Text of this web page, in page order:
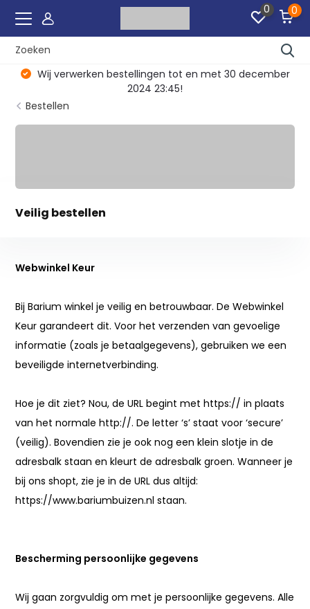
0 0
Wij verwerken bestellingen tot en met 30 december
2024 23:45!
Bestellen
Veilig bestellen
Webwinkel Keur
Bij Barium winkel je veilig en betrouwbaar. De Webwinkel
Keur garandeert dit. Voor het verzenden van gevoelige
informatie (zoals je betaalgegevens), gebruiken we een
beveiligde internetverbinding.
Hoe je dit ziet? Nou, de URL begint met https:// in plaats
van het normale http://. De letter ‘s’ staat voor ‘secure’
(veilig). Bovendien zie je ook nog een klein slotje in de
adresbalk staan en kleurt de adresbalk groen. Wanneer je
bij ons shopt, zie je in de URL dus altijd:
https://www.bariumbuizen.nl staan.
Bescherming persoonlijke gegevens
Wij gaan zorgvuldig om met je persoonlijke gegevens. Alle